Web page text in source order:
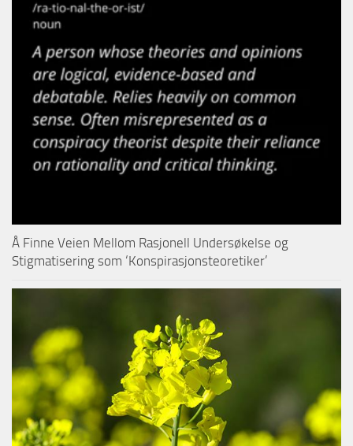
Å Finne Veien Mellom Rasjonell Undersøkelse og
Stigmatisering som ‘Konspirasjonsteoretiker’